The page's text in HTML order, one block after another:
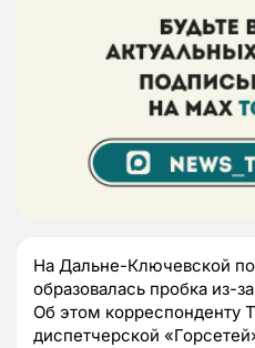
На Дальне-Ключевской
образовалась пробка из-
Об этом корреспонденту
диспетчерской